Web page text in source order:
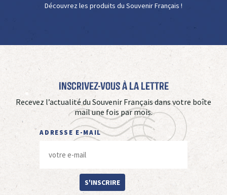
Découvrez les produits du Souvenir Français !
Inscrivez-vous à La Lettre
Recevez l’actualité du Souvenir Français dans votre boîte
mail une fois par mois.
ADRESSE E-MAIL
S'INSCRIRE